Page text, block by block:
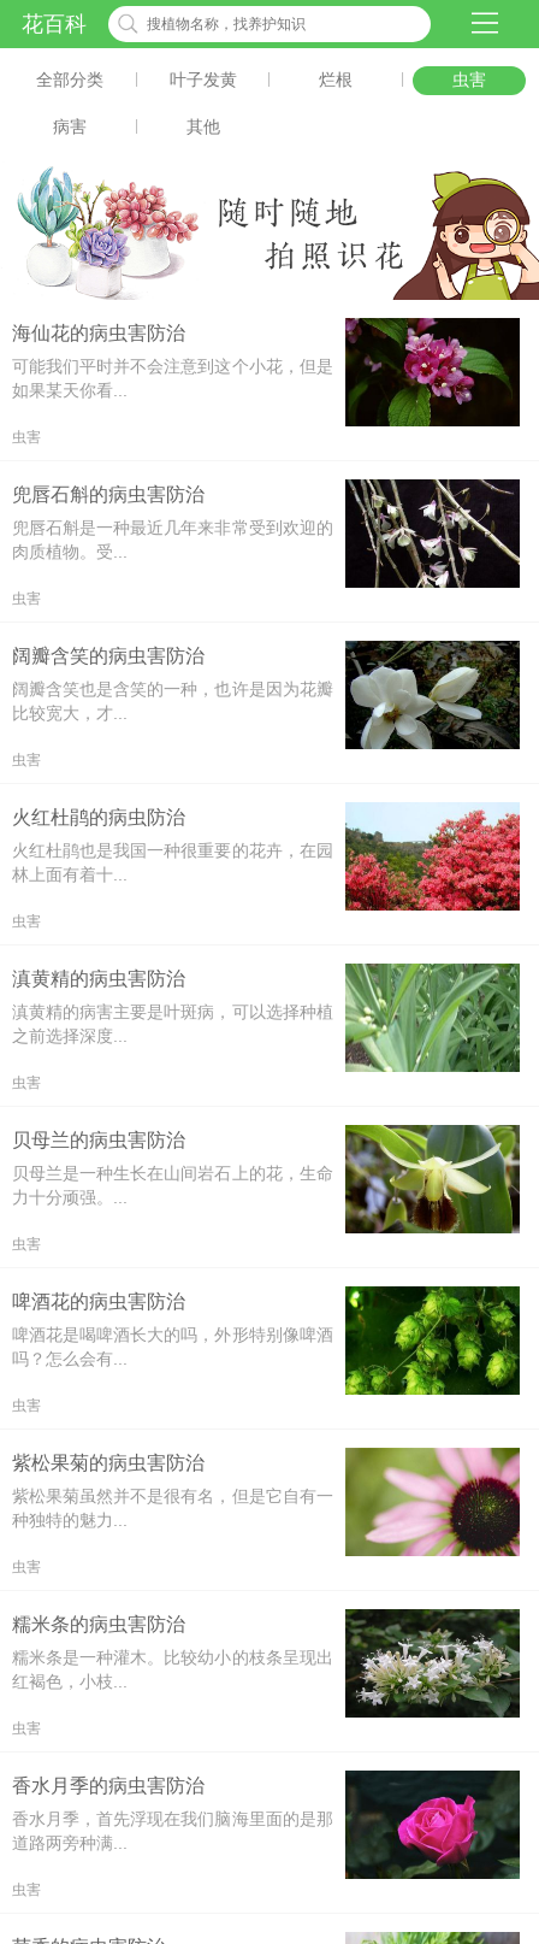
花百科
全部分类 叶子发黄 烂根 虫害
病害 其他
海仙花的病虫害防治
可能我们平时并不会注意到这个小花，但是
如果某天你看...
虫害
兜唇石斛的病虫害防治
兜唇石斛是一种最近几年来非常受到欢迎的
肉质植物。受...
虫害
阔瓣含笑的病虫害防治
阔瓣含笑也是含笑的一种，也许是因为花瓣
比较宽大，才...
虫害
火红杜鹃的病虫防治
火红杜鹃也是我国一种很重要的花卉，在园
林上面有着十...
虫害
滇黄精的病虫害防治
滇黄精的病害主要是叶斑病，可以选择种植
之前选择深度...
虫害
贝母兰的病虫害防治
贝母兰是一种生长在山间岩石上的花，生命
力十分顽强。...
虫害
啤酒花的病虫害防治
啤酒花是喝啤酒长大的吗，外形特别像啤酒
吗？怎么会有...
虫害
紫松果菊的病虫害防治
紫松果菊虽然并不是很有名，但是它自有一
种独特的魅力...
虫害
糯米条的病虫害防治
糯米条是一种灌木。比较幼小的枝条呈现出
红褐色，小枝...
虫害
香水月季的病虫害防治
香水月季，首先浮现在我们脑海里面的是那
道路两旁种满...
虫害